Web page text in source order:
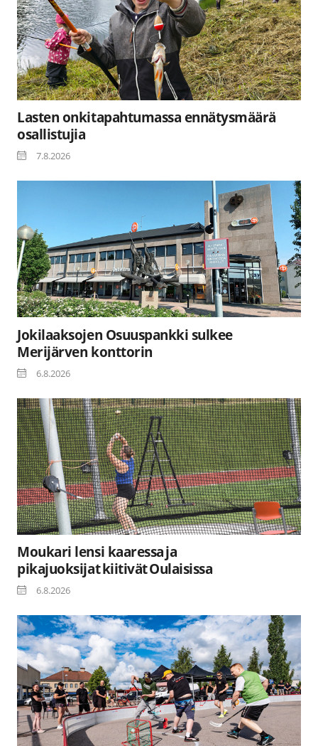
Lasten onkitapahtumassa ennätysmäärä
osallistujia
7.8.2026
Jokilaaksojen Osuuspankki sulkee
Merijärven konttorin
6.8.2026
Moukari lensi kaaressa ja
pikajuoksijat kiitivät Oulaisissa
6.8.2026